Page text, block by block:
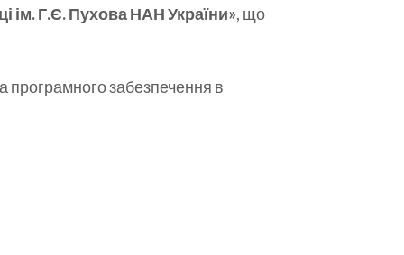
ім. Г.Є. Пухова НАН України», що
програмного забезпечення в